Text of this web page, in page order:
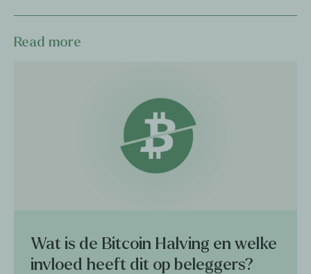
Read more
Wat is de Bitcoin Halving en welke
invloed heeft dit op beleggers?